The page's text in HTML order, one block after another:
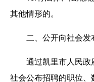
其他情形的。
二、公开向社会发
通过凯里市人民
社会公布招聘的职位、